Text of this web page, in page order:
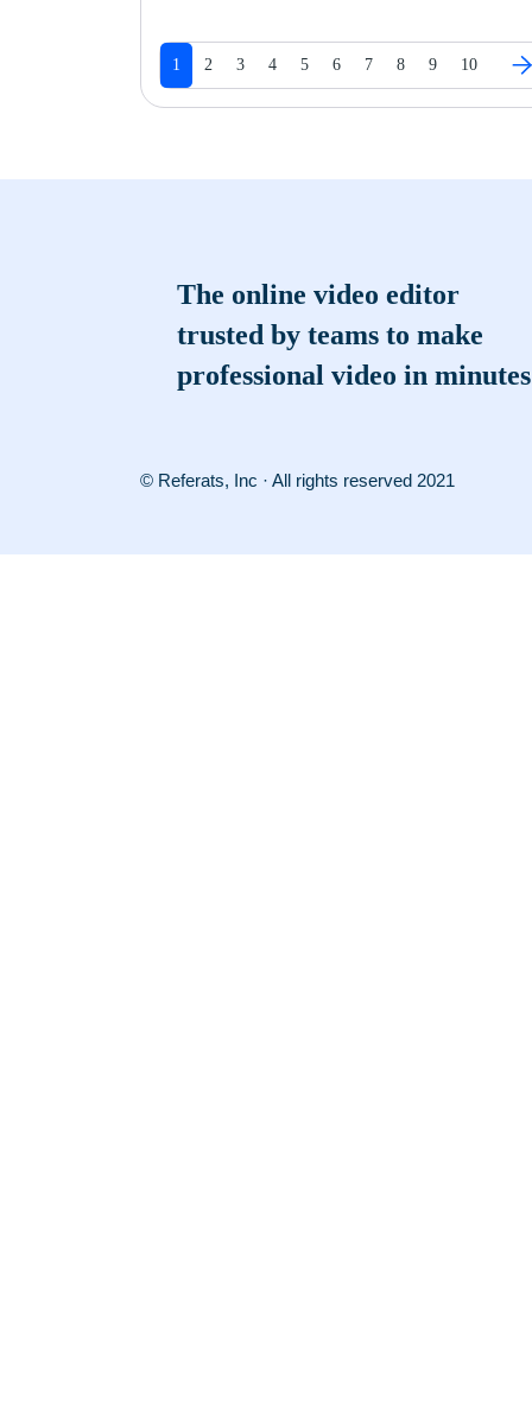
1 2 3 4 5 6 7 8 9 10
The online video editor
trusted by teams to make
professional video in minutes
© Referats, Inc · All rights reserved 2021